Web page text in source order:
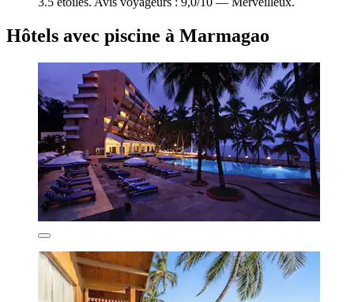
Hôtels avec piscine à Marmagao